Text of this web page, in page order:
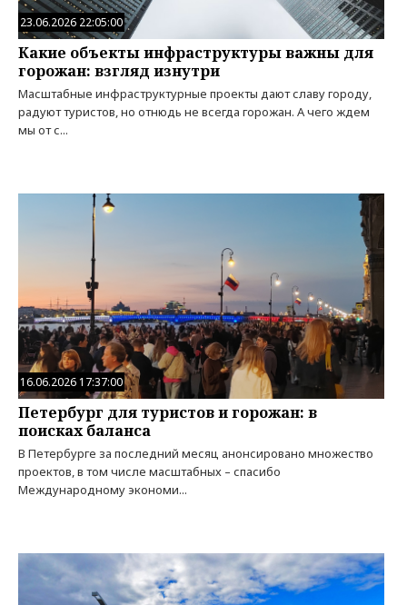
23.06.2026 22:05:00
Какие объекты инфраструктуры важны для
горожан: взгляд изнутри
Масштабные инфраструктурные проекты дают славу городу,
радуют туристов, но отнюдь не всегда горожан. А чего ждем
мы от с...
16.06.2026 17:37:00
Петербург для туристов и горожан: в
поисках баланса
В Петербурге за последний месяц анонсировано множество
проектов, в том числе масштабных – спасибо
Международному экономи...